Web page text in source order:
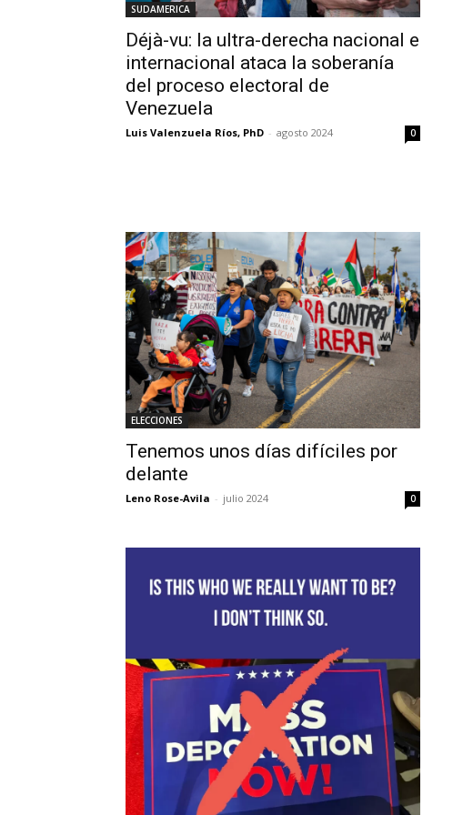
SUDAMERICA
Déjà-vu: la ultra-derecha nacional e
internacional ataca la soberanía
del proceso electoral de
Venezuela
Luis Valenzuela Ríos, PhD - agosto 2024 0
ELECCIONES
Tenemos unos días difíciles por
delante
Leno Rose-Avila - julio 2024 0